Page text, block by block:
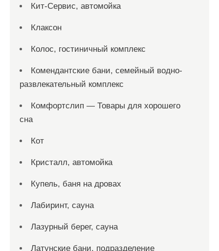
Кит-Сервис, автомойка
Клаксон
Колос, гостиничный комплекс
Комендантские бани, семейный водно-
развлекательный комплекс
Комфортслип — Товары для хорошего
сна
Кот
Кристалл, автомойка
Купель, баня на дровах
Лабиринт, сауна
Лазурный берег, сауна
Латунские бани, подразделение